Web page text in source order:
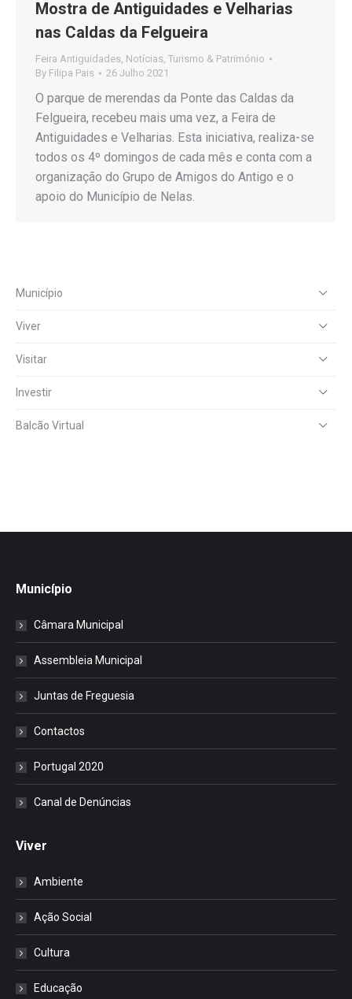
Mostra de Antiguidades e Velharias
nas Caldas da Felgueira
Feira Antiguidades Notícias Turismo & Património
By Filipa Pais 26 Julho 2021
O parque de merendas da Ponte das Caldas da
Felgueira, recebeu mais uma vez, a Feira de
Antiguidades e Velharias. Esta iniciativa, realiza-se
todos os 4º domingos de cada mês e conta com a
organização do Grupo de Amigos do Antigo e o
apoio do Município de Nelas.
Município
Viver
Visitar
Investir
Balcão Virtual
Município
Câmara Municipal
Assembleia Municipal
Juntas de Freguesia
Contactos
Portugal 2020
Canal de Denúncias
Viver
Ambiente
Ação Social
Cultura
Educação